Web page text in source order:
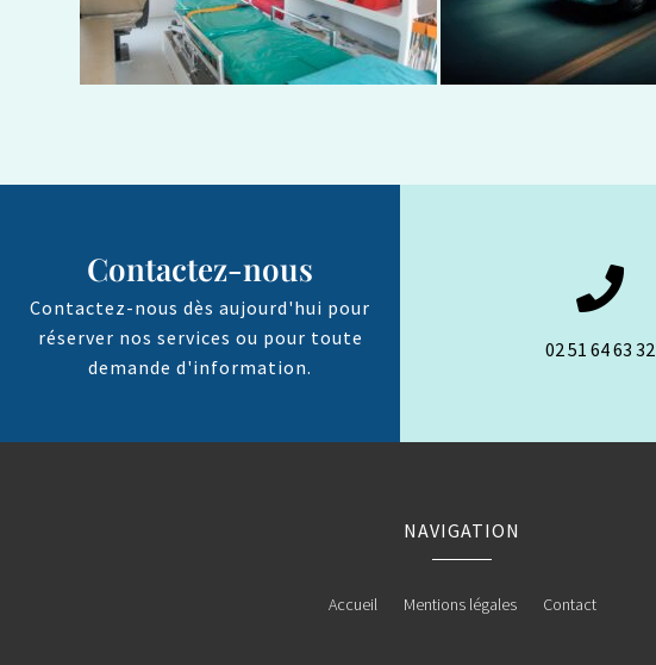
Contactez-nous
Contactez-nous dès aujourd'hui pour
réserver nos services ou pour toute
demande d'information.

02 51 64 63 32
NAVIGATION
Accueil Mentions légales Contact